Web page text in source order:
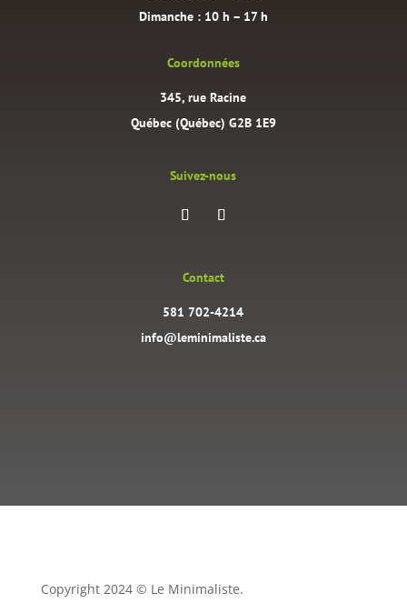
Dimanche : 10 h – 17 h
Coordonnées
345, rue Racine
Québec (Québec) G2B 1E9
Suivez-nous
Contact
581 702-4214
info@leminimaliste.ca
Copyright 2024 © Le Minimaliste.